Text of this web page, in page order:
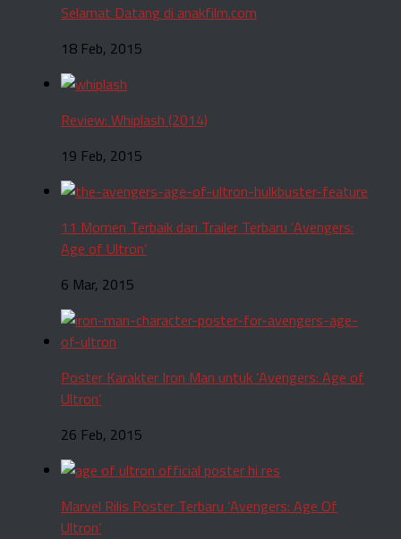
Selamat Datang di anakfilm.com
18 Feb, 2015
Review: Whiplash (2014)
19 Feb, 2015
11 Momen Terbaik dari Trailer Terbaru ‘Avengers:
Age of Ultron’
6 Mar, 2015
Poster Karakter Iron Man untuk ‘Avengers: Age of
Ultron’
26 Feb, 2015
Marvel Rilis Poster Terbaru ‘Avengers: Age Of
Ultron’